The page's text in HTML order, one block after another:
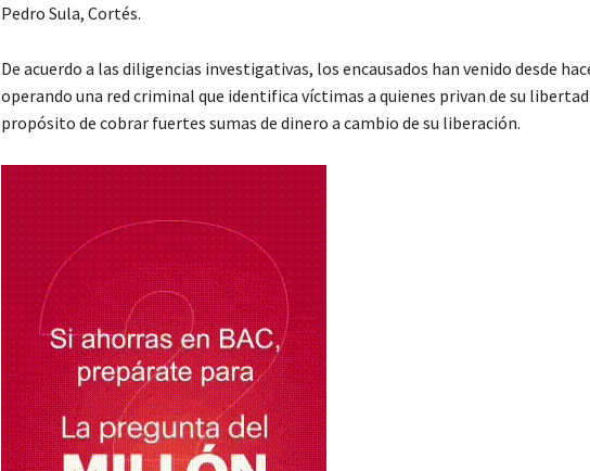
Pedro Sula, Cortés.
De acuerdo a las diligencias investigativas, los encausados han venido desde
operando una red criminal que identifica víctimas a quienes privan de su
propósito de cobrar fuertes sumas de dinero a cambio de su liberación.